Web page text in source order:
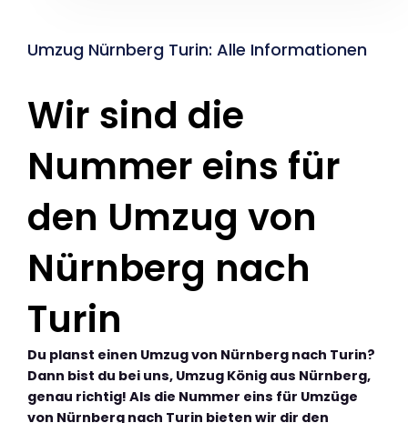
Umzug Nürnberg Turin: Alle Informationen
Wir sind die
Nummer eins für
den Umzug von
Nürnberg nach
Turin
Du planst einen Umzug von Nürnberg nach Turin?
Dann bist du bei uns, Umzug König aus Nürnberg,
genau richtig! Als die Nummer eins für Umzüge
von Nürnberg nach Turin bieten wir dir den